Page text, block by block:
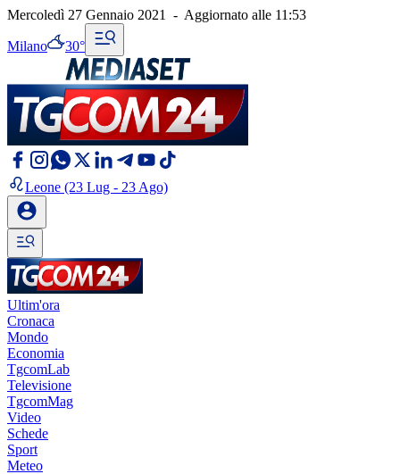
Mercoledì 27 Gennaio 2021 - Aggiornato alle 11:53
Milano 30°
Leone (23 Lug - 23 Ago)
Ultim'ora
Cronaca
Mondo
Economia
TgcomLab
Televisione
TgcomMag
Video
Schede
Sport
Meteo